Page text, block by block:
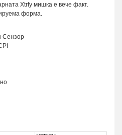
Xtrfy мишка е вече факт.
форма.
Сензор